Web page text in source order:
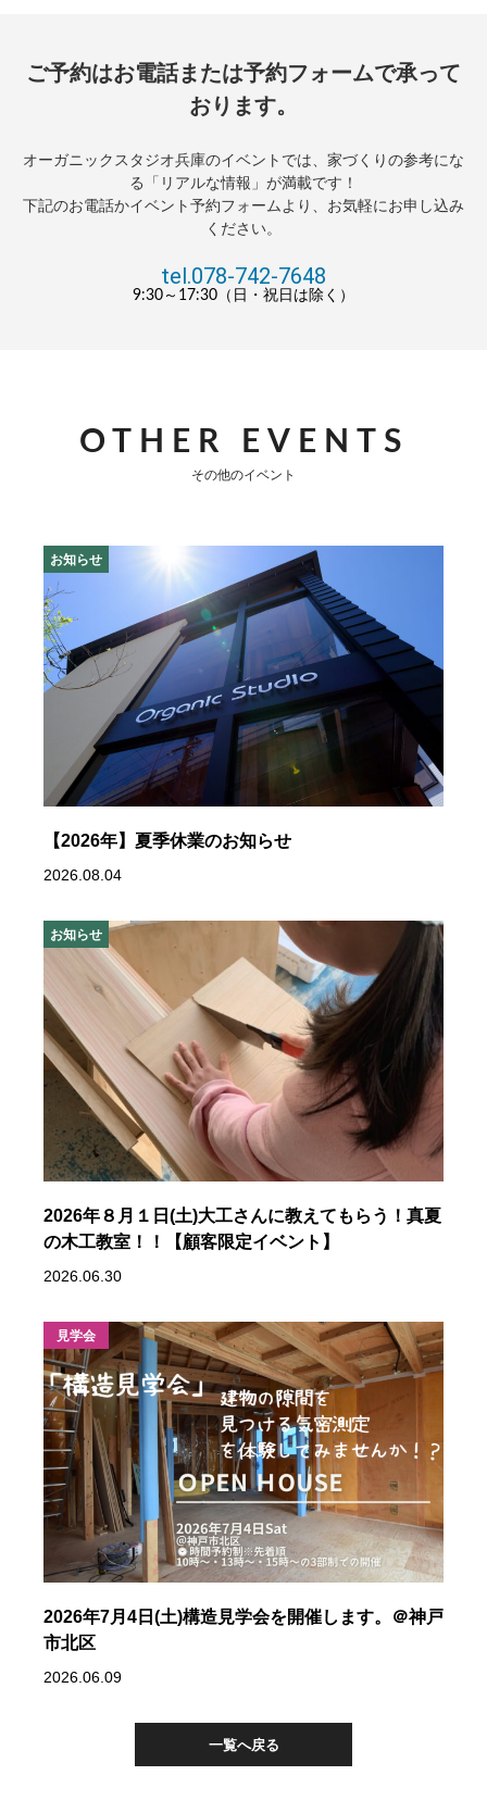
ご予約はお電話または予約フォームで承って
おります。
オーガニックスタジオ兵庫のイベントでは、家づくりの参考にな
る「リアルな情報」が満載です！
下記のお電話かイベント予約フォームより、お気軽にお申し込み
ください。
tel.078-742-7648
9:30～17:30（日・祝日は除く）
OTHER EVENTS
その他のイベント
お知らせ
【2026年】夏季休業のお知らせ
2026.08.04
お知らせ
2026年８月１日(土)大工さんに教えてもらう！真夏
の木工教室！！【顧客限定イベント】
2026.06.30
見学会
2026年7月4日(土)構造見学会を開催します。＠神戸
市北区
2026.06.09
一覧へ戻る